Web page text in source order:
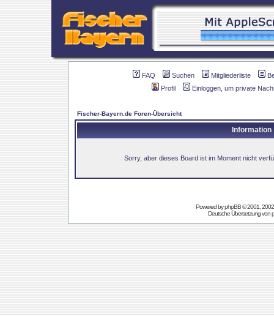
FAQ Suchen Mitgliederliste
Profil
Einloggen, um private
Fischer-Bayern.de Foren-Übersicht
Information
Sorry, aber dieses Board ist im Moment nicht
Powered byphpBB© 2001,
Deutsche Übersetzung von